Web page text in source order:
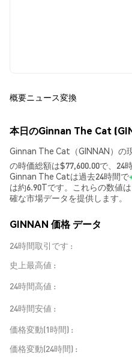
概要ニュース変換
本日のGinnan The Cat
Ginnan The Cat（GINNAN）の
の時価総額は$77,600.00で、24
Ginnan The Catは過去24時間で
は約6.90Tです。これらの数値
確な市場データを提供します。
GINNAN 価格 データ
24時間取引です
史上最高値
24時間高値
24時間安値
価格変動(1時間)
価格変動(24時間)